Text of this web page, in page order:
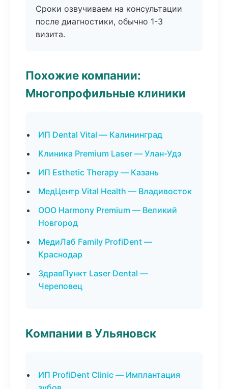
Сроки озвучиваем на консультации
после диагностики, обычно 1-3
визита.
Похожие компании:
Многопрофильные клиники
ИП Dental Vital — Калининград
Клиника Premium Laser — Улан-Удэ
ИП Esthetic Therapy — Казань
МедЦентр Vital Health — Владивосток
ООО Harmony Premium — Великий
Новгород
МедиЛаб Family ProfiDent —
Краснодар
ЗдравПункт Laser Dental —
Череповец
Компании в Ульяновск
ИП ProfiDent Clinic — Имплантация